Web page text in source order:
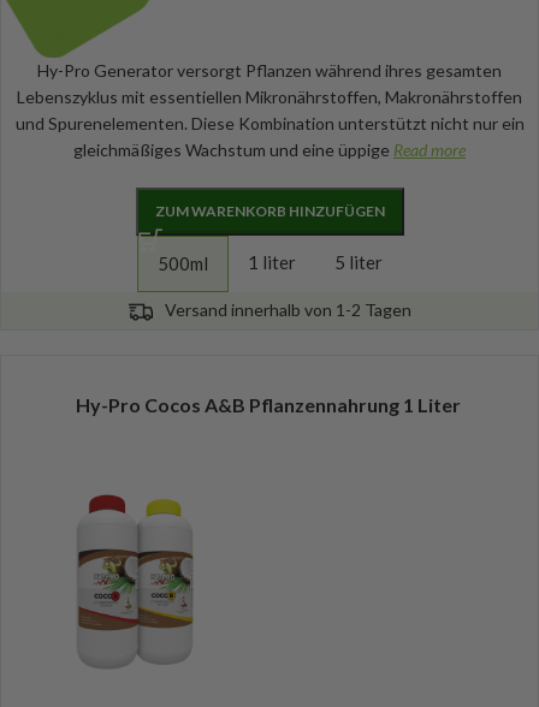
Hy-Pro Generator versorgt Pflanzen während ihres gesamten
Lebenszyklus mit essentiellen Mikronährstoffen, Makronährstoffen
und Spurenelementen. Diese Kombination unterstützt nicht nur ein
gleichmäßiges Wachstum und eine üppige Read more
ZUM WARENKORB HINZUFÜGEN
500ml 1 liter 5 liter
Versand innerhalb von 1-2 Tagen
Hy-Pro Cocos A&B Pflanzennahrung 1 Liter